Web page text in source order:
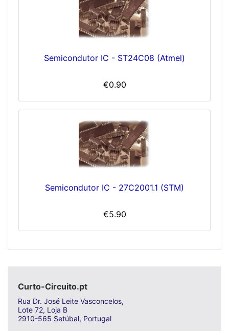
Semicondutor IC - ST24C08 (Atmel)
€0.90
Semicondutor IC - 27C2001.1 (STM)
€5.90
Curto-Circuito.pt
Rua Dr. José Leite Vasconcelos,
Lote 72, Loja B
2910-565 Setúbal, Portugal